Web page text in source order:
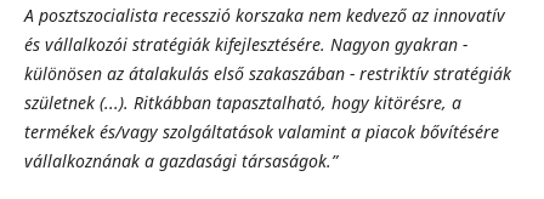
A posztszocialista recesszió korszaka nem kedvező az innovatív
és vállalkozói stratégiák kifejlesztésére. Nagyon gyakran -
különösen az átalakulás első szakaszában - restriktív stratégiák
születnek (...). Ritkábban tapasztalható, hogy kitörésre, a
termékek és/vagy szolgáltatások valamint a piacok bővítésére
vállalkoznának a gazdasági társaságok.”